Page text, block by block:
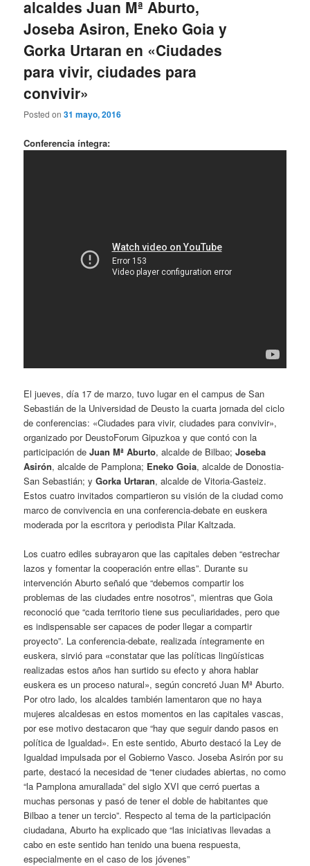
alcaldes Juan Mª Aburto,
Joseba Asiron, Eneko Goia y
Gorka Urtaran en «Ciudades
para vivir, ciudades para
convivir»
Posted on31 mayo, 2016
Conferencia íntegra:
El jueves, día 17 de marzo, tuvo lugar en el campus de San
Sebastián de la Universidad de Deusto la cuarta jornada del ciclo
de conferencias: «Ciudades para vivir, ciudades para convivir»,
organizado por DeustoForum Gipuzkoa y que contó con la
participación deJuan Mª Aburto, alcalde de Bilbao;Joseba
Asirón, alcalde de Pamplona; Eneko Goia, alcalde de Donostia-
San Sebastián; yGorka Urtaran, alcalde de Vitoria-Gasteiz.
Estos cuatro invitados compartieron su visión de la ciudad como
marco de convivencia en una conferencia-debate en euskera
moderada por la escritora y periodista Pilar Kaltzada.
Los cuatro ediles subrayaron que las capitales deben “estrechar
lazos y fomentar la cooperación entre ellas”. Durante su
intervención Aburto señaló que “debemos compartir los
problemas de las ciudades entre nosotros”, mientras que Goia
reconoció que “cada territorio tiene sus peculiaridades, pero que
es indispensable ser capaces de poder llegar a compartir
proyecto”. La conferencia-debate, realizada íntegramente en
euskera, sirvió para «constatar que las políticas lingüísticas
realizadas estos años han surtido su efecto y ahora hablar
euskera es un proceso natural», según concretó Juan Mª Aburto.
Por otro lado, los alcaldes también lamentaron que no haya
mujeres alcaldesas en estos momentos en las capitales vascas,
por ese motivo destacaron que “hay que seguir dando pasos en
política de Igualdad». En este sentido, Aburto destacó la Ley de
Igualdad impulsada por el Gobierno Vasco. Joseba Asirón por su
parte, destacó la necesidad de “tener ciudades abiertas, no como
“la Pamplona amurallada” del siglo XVI que cerró puertas a
muchas personas y pasó de tener el doble de habitantes que
Bilbao a tener un tercio”. Respecto al tema de la participación
ciudadana, Aburto ha explicado que “las iniciativas llevadas a
cabo en este sentido han tenido una buena respuesta,
especialmente en el caso de los jóvenes”